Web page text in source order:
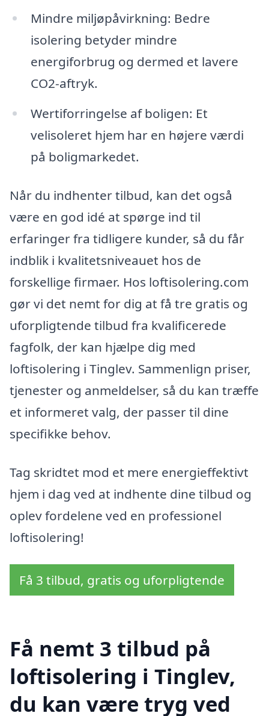
Mindre miljøpåvirkning: Bedre
isolering betyder mindre
energiforbrug og dermed et lavere
CO2-aftryk.
Wertiforringelse af boligen: Et
velisoleret hjem har en højere værdi
på boligmarkedet.
Når du indhenter tilbud, kan det også
være en god idé at spørge ind til
erfaringer fra tidligere kunder, så du får
indblik i kvalitetsniveauet hos de
forskellige firmaer. Hos loftisolering.com
gør vi det nemt for dig at få tre gratis og
uforpligtende tilbud fra kvalificerede
fagfolk, der kan hjælpe dig med
loftisolering i Tinglev. Sammenlign priser,
tjenester og anmeldelser, så du kan træffe
et informeret valg, der passer til dine
specifikke behov.
Tag skridtet mod et mere energieffektivt
hjem i dag ved at indhente dine tilbud og
oplev fordelene ved en professionel
loftisolering!
Få 3 tilbud, gratis og uforpligtende
Få nemt 3 tilbud på
loftisolering i Tinglev,
du kan være tryg ved